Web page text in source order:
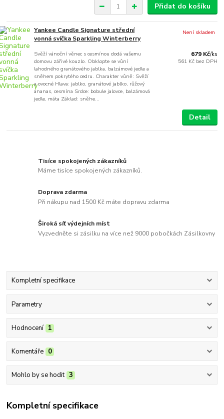
Přidat do košíku
Yankee Candle Signature střední
vonná svíčka Sparkling Winterberry
Svěží vánoční věnec s cesmínou dodá vašemu
domovu zářivé kouzlo. Obklopte se vůní
lahodného granátového jablka, balzámové jedle a
sněhem pokrytého cedru. Charakter vůně: Svěží
a ovocné Hlava: jablko, granátové jablko, růžový
ananas, cesmína Srdce: bobule jalovce, balzámová
jedle, máta Základ: sněhe...
679 Kč/ks
561 Kč bez DPH
Není skladem
Detail
Tisíce spokojených zákazníků
Máme tisíce spokojených zákazníků.
Doprava zdarma
Při nákupu nad 1500 Kč máte dopravu zdarma
Široká síť výdejních míst
Vyzvedněte si zásilku na více než 9000 pobočkách Zásilkovny
Kompletní specifikace
Parametry
Hodnocení 1
Komentáře 0
Mohlo by se hodit 3
Kompletní specifikace